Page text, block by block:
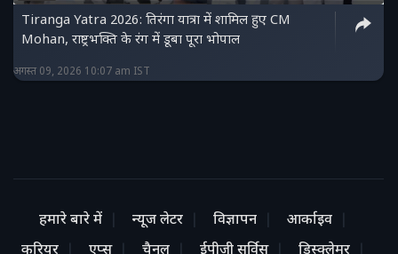
Tiranga Yatra 2026: तिरंगा यात्रा में शामिल हुए CM
Mohan, राष्ट्रभक्ति के रंग में डूबा पूरा भोपाल
अगस्त 09, 2026 10:07 am IST
हमारे बारे में न्यूज लेटर विज्ञापन
आर्काइव